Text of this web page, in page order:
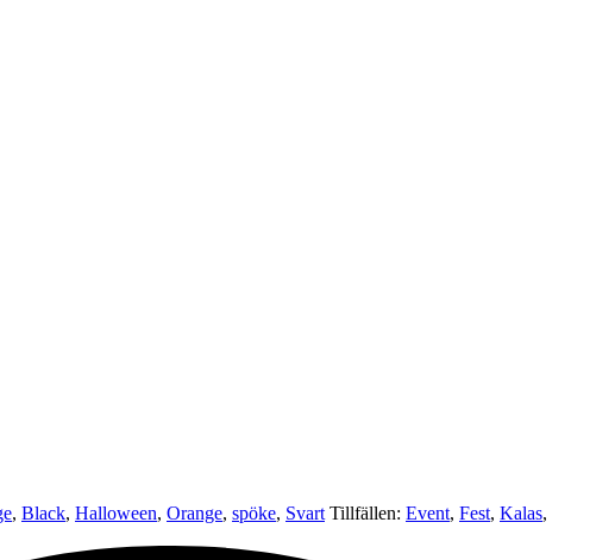
, Black, Halloween, Orange, spöke, Svart Tillfällen: Event, Fest, Kalas,